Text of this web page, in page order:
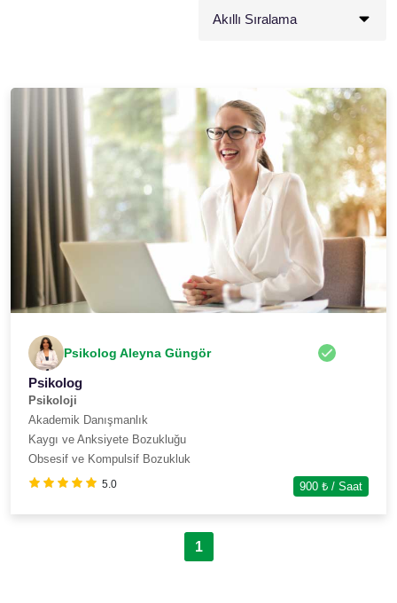
Psikolog Aleyna Güngör
Psikolog
Psikoloji
Akademik Danışmanlık
Kaygı ve Anksiyete Bozukluğu
Obsesif ve Kompulsif Bozukluk
5.0 900 ₺ / Saat
1